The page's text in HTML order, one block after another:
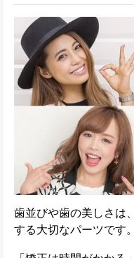
歯並びや歯の美しさは
する大切なパーツです。